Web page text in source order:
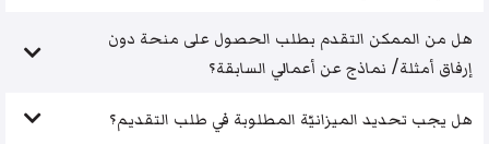
هل من الممكن التقدم بطلب الحصول على منحة دون
إرفاق أمثلة/ نماذج عن أعمالي السابقة؟
هل يجب تحديد الميزانيّة المطلوبة في طلب التقديم؟